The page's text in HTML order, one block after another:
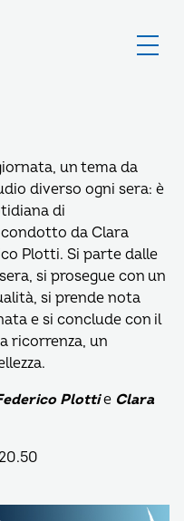
un tema da
diverso ogni sera: è
di
da Clara
Plotti. Si parte dalle
si prosegue con un
si prende nota
e si conclude con il
ricorrenza, un
Plottie Clara